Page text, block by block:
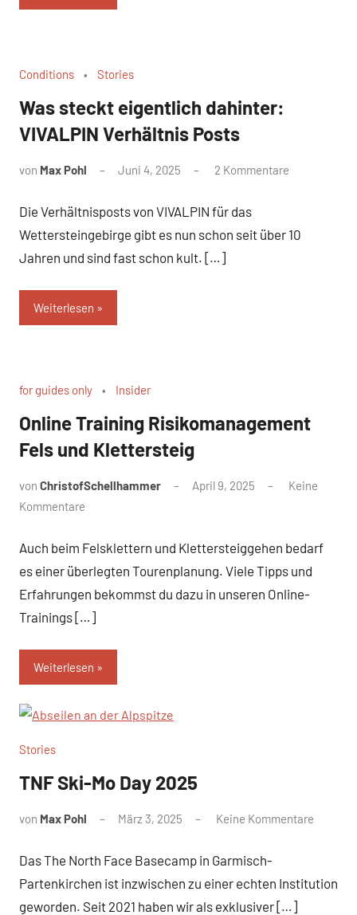
Conditions Stories
Was steckt eigentlich dahinter:
VIVALPIN Verhältnis Posts
von Max Pohl Juni 4, 2025 2 Kommentare
Die Verhältnisposts von VIVALPIN für das
Wettersteingebirge gibt es nun schon seit über 10
Jahren und sind fast schon kult. […]
Weiterlesen
for guides only Insider
Online Training Risikomanagement
Fels und Klettersteig
von ChristofSchellhammer April 9, 2025
Keine
Kommentare
Auch beim Felsklettern und Klettersteiggehen bedarf
es einer überlegten Tourenplanung. Viele Tipps und
Erfahrungen bekommst du dazu in unseren Online-
Trainings […]
Weiterlesen
Stories
TNF Ski-Mo Day 2025
von Max Pohl März 3, 2025 Keine Kommentare
Das The North Face Basecamp in Garmisch-
Partenkirchen ist inzwischen zu einer echten Institution
geworden. Seit 2021 haben wir als exklusiver […]